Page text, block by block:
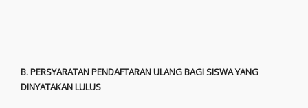
B. PERSYARATAN PENDAFTARAN ULANG BAGI SISWA YANG
DINYATAKAN LULUS